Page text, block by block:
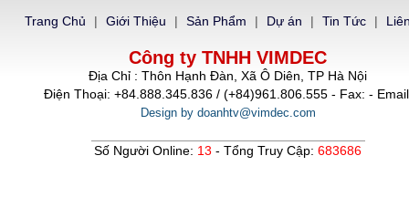
Trang Chủ | Giới Thiệu | Sản Phẩm | Dự án | Tin Tức |
Công ty TNHH VIMDEC
Địa Chỉ : Thôn Hạnh Đàn, Xã Ô Diên, TP Hà Nội
Điện Thoại: +84.888.345.836 / (+84)961.806.555 - Fax: -
Design by doanhtv@vimdec.com
Số Người Online: 13 - Tổng Truy Cập:683686